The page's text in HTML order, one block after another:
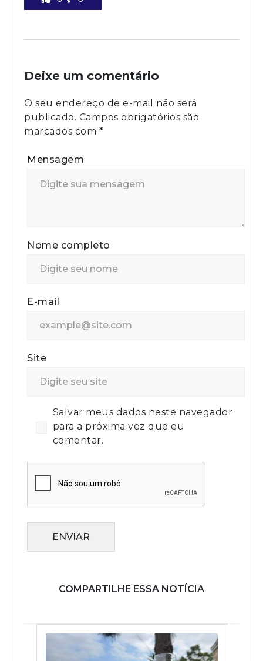
Deixe um comentário
O seu endereço de e-mail não será
publicado. Campos obrigatórios são
marcados com *
Mensagem
Nome completo
E-mail
Site
Salvar meus dados neste navegador
para a próxima vez que eu
comentar.
ENVIAR
COMPARTILHE ESSA NOTÍCIA